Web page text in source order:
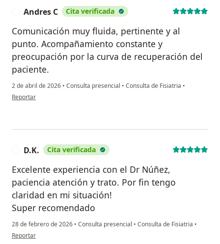
Andres C Cita verificada
Comunicación muy fluida, pertinente y al
punto. Acompañamiento constante y
preocupación por la curva de recuperación del
paciente.
2 de abril de 2026 • Consulta presencial • Consulta de Fisiatria •
en opinión del usuario Andres C
Reportar
D.K. Cita verificada
Excelente experiencia con el Dr Núñez,
paciencia atención y trato. Por fin tengo
claridad en mi situación!
Super recomendado
28 de febrero de 2026 • Consulta presencial • Consulta de Fisiatria •
en opinión del usuario D.K.
Reportar